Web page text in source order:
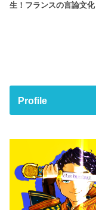
生！フランスの言論文化
Profile